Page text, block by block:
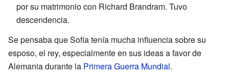
por su matrimonio con Richard Brandram. Tuvo
descendencia.
Se pensaba que Sofía tenía mucha influencia sobre su
esposo, el rey, especialmente en sus ideas a favor de
Alemania durante la Primera Guerra Mundial.